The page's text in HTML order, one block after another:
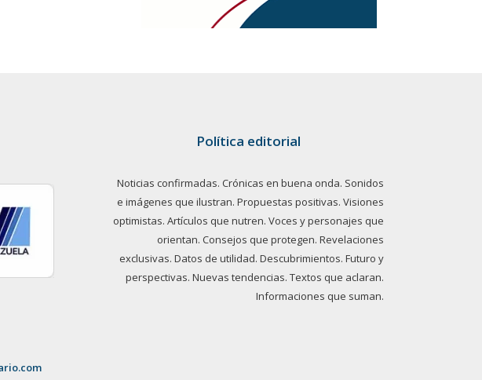
Política editorial
Noticias confirmadas. Crónicas en buena onda. Sonidos
e imágenes que ilustran. Propuestas positivas. Visiones
optimistas. Artículos que nutren. Voces y personajes que
orientan. Consejos que protegen. Revelaciones
exclusivas. Datos de utilidad. Descubrimientos. Futuro y
perspectivas. Nuevas tendencias. Textos que aclaran.
Informaciones que suman.